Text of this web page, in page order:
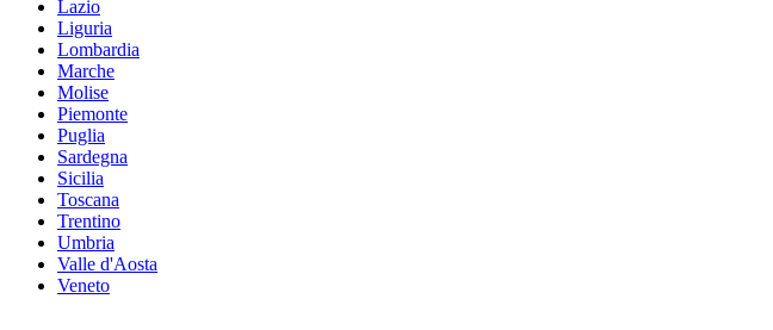
Lazio
Liguria
Lombardia
Marche
Molise
Piemonte
Puglia
Sardegna
Sicilia
Toscana
Trentino
Umbria
Valle d'Aosta
Veneto